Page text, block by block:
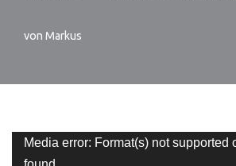
von Markus
Media error: Format(s) not supported